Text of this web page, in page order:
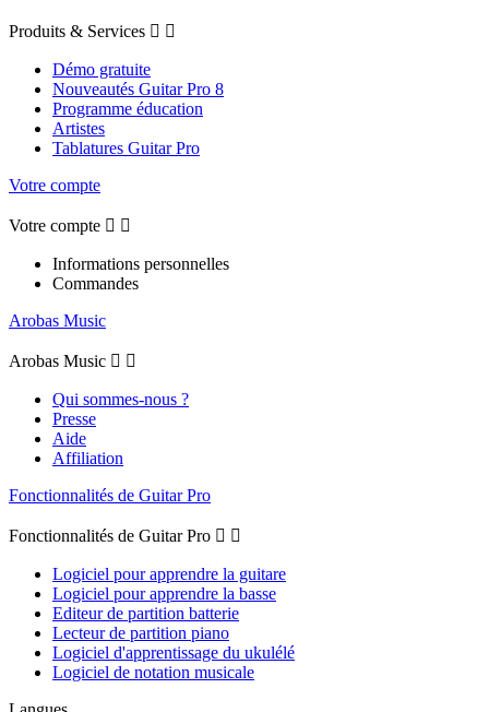
Produits & Services  
Démo gratuite
Nouveautés Guitar Pro 8
Programme éducation
Artistes
Tablatures Guitar Pro
Votre compte
Votre compte  
Informations personnelles
Commandes
Arobas Music
Arobas Music  
Qui sommes-nous ?
Presse
Aide
Affiliation
Fonctionnalités de Guitar Pro
Fonctionnalités de Guitar Pro  
Logiciel pour apprendre la guitare
Logiciel pour apprendre la basse
Editeur de partition batterie
Lecteur de partition piano
Logiciel d'apprentissage du ukulélé
Logiciel de notation musicale